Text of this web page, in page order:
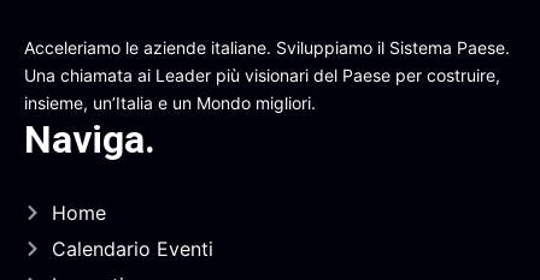
Acceleriamo le aziende italiane. Sviluppiamo il Sistema Paese.
Una chiamata ai Leader più visionari del Paese per costruire,
insieme, un’Italia e un Mondo migliori.
Naviga.
Home
Calendario Eventi